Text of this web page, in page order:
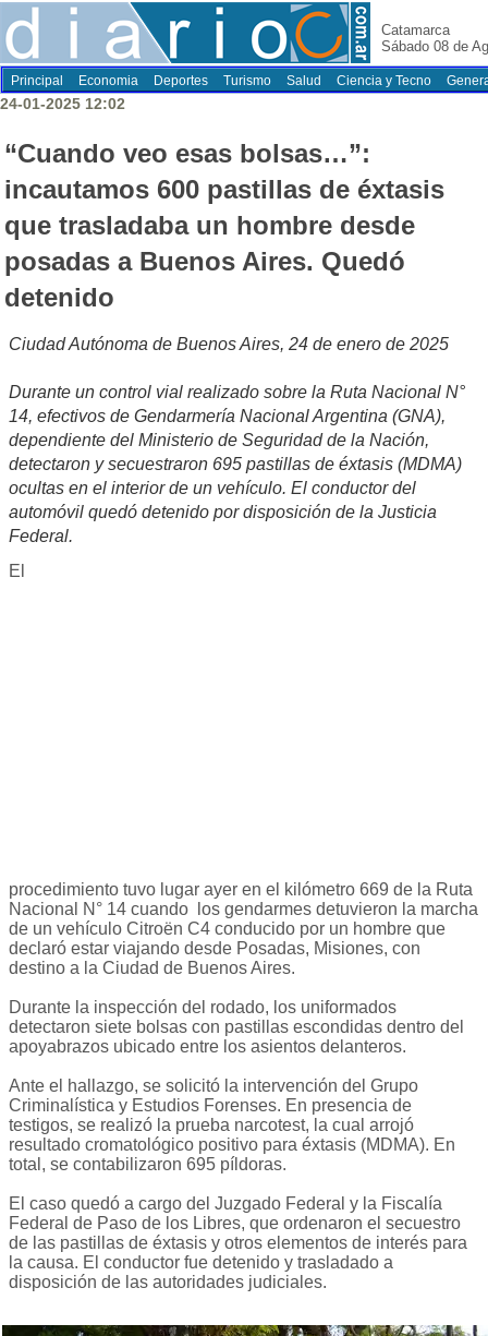
Catamarca
Sábado 08 de
Principal Economia Deportes Turismo Salud Ciencia y Tecno
24-01-2025 12:02
“Cuando veo esas bolsas…”:
incautamos 600 pastillas de éxtasis
que trasladaba un hombre desde
posadas a Buenos Aires. Quedó
detenido
Ciudad Autónoma de Buenos Aires, 24 de enero de 2025
Durante un control vial realizado sobre la Ruta Nacional N°
14, efectivos de Gendarmería Nacional Argentina (GNA),
dependiente del Ministerio de Seguridad de la Nación,
detectaron y secuestraron 695 pastillas de éxtasis (MDMA)
ocultas en el interior de un vehículo. El conductor del
automóvil quedó detenido por disposición de la Justicia
Federal.
El
procedimiento tuvo lugar ayer en el kilómetro 669 de la Ruta
Nacional N° 14 cuando los gendarmes detuvieron la marcha
de un vehículo Citroën C4 conducido por un hombre que
declaró estar viajando desde Posadas, Misiones, con
destino a la Ciudad de Buenos Aires.
Durante la inspección del rodado, los uniformados
detectaron siete bolsas con pastillas escondidas dentro del
apoyabrazos ubicado entre los asientos delanteros.
Ante el hallazgo, se solicitó la intervención del Grupo
Criminalística y Estudios Forenses. En presencia de
testigos, se realizó la prueba narcotest, la cual arrojó
resultado cromatológico positivo para éxtasis (MDMA). En
total, se contabilizaron 695 píldoras.
El caso quedó a cargo del Juzgado Federal y la Fiscalía
Federal de Paso de los Libres, que ordenaron el secuestro
de las pastillas de éxtasis y otros elementos de interés para
la causa. El conductor fue detenido y trasladado a
disposición de las autoridades judiciales.